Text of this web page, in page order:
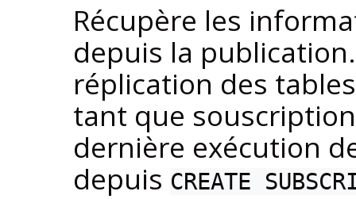
Récupère les
depuis la
réplication des
tant que
dernière exécution
depuis CREATE